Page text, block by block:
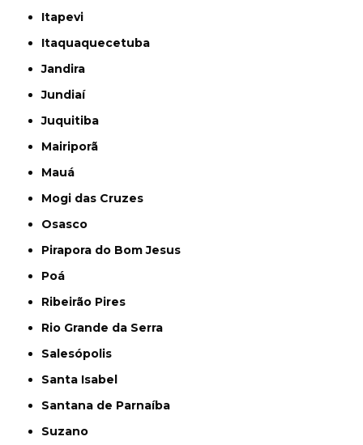
Itapevi
Itaquaquecetuba
Jandira
Jundiaí
Juquitiba
Mairiporã
Mauá
Mogi das Cruzes
Osasco
Pirapora do Bom Jesus
Poá
Ribeirão Pires
Rio Grande da Serra
Salesópolis
Santa Isabel
Santana de Parnaíba
Suzano